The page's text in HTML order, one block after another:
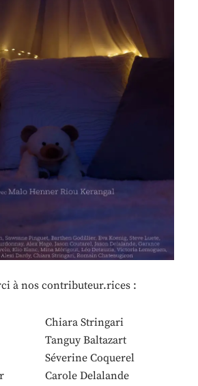
à nos contributeur.rices :
Chiara Stringari
Tanguy Baltazart
Séverine Coquerel
Carole Delalande